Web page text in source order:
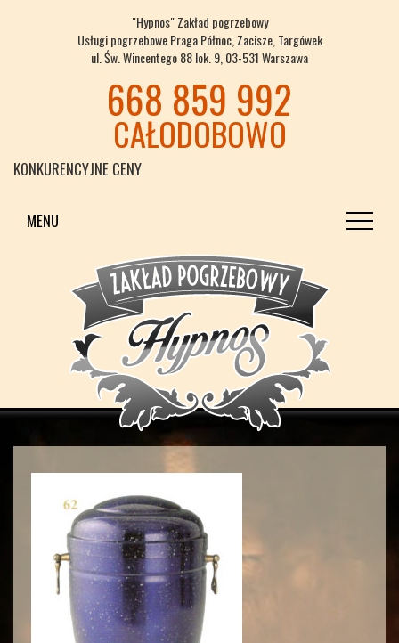
"Hypnos" Zakład pogrzebowy
Usługi pogrzebowe Praga Północ, Zacisze, Targówek
ul. Św. Wincentego 88 lok. 9, 03-531 Warszawa
668 859 992
CAŁODOBOWO
KONKURENCYJNE CENY
MENU